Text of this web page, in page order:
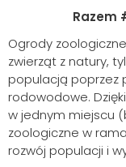
Razem
Ogrody
zwierząt z natury,
populacją poprzez
rodowodowe.
w jednym miejscu
zoologiczne w
rozwój populacji i